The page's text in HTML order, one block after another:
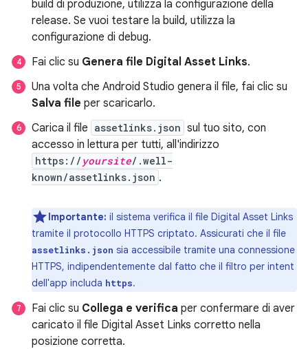
build di produzione, utilizza la configurazione della
release. Se vuoi testare la build, utilizza la
configurazione di debug.
Fai clic su Genera file Digital Asset Links.
Una volta che Android Studio genera il file, fai clic su
Salva file per scaricarlo.
Carica il file assetlinks.json sul tuo sito, con
accesso in lettura per tutti, all'indirizzo
https:// yoursite/.well-
known/assetlinks.json .
Importante: il sistema verifica il file Digital Asset Links
tramite il protocollo HTTPS criptato. Assicurati che il file
assetlinks.json sia accessibile tramite una connessione
HTTPS, indipendentemente dal fatto che il filtro per intent
dell'app includa https.
Fai clic su Collega e verifica per confermare di aver
caricato il file Digital Asset Links corretto nella
posizione corretta.